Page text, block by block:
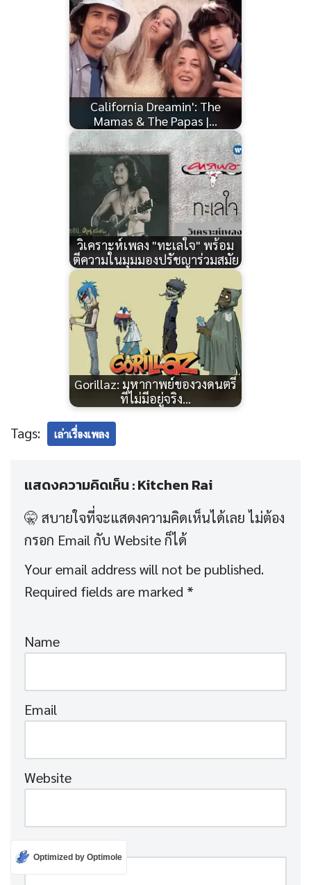
California Dreamin': The
Mamas & The Papas |…
วิเคราะห์เพลง "ทะเลใจ" พร้อม
ตีความในมุมมองปรัชญาร่วมสมัย
Gorillaz: มหากาพย์ของวงดนตรี
ที่ไม่มีอยู่จริง…
Tags: เล่าเรื่องเพลง
แสดงความคิดเห็น : Kitchen Rai
Your email address will not be published.
Required fields are marked *
Name
Email
Website
Optimized by Optimole